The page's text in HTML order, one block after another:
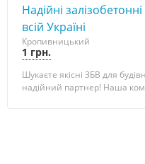
Надійні
всій Україні
Кропивницький
1 грн.
Шукаєте якісні ЗБВ для
надійний партнер! Наша